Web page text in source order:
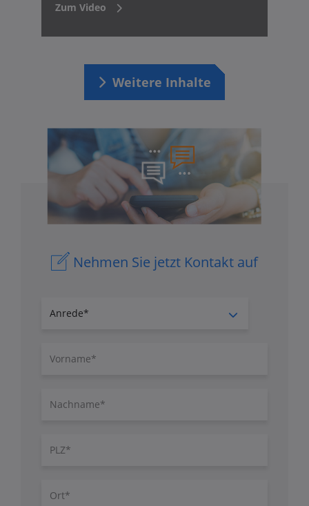
Zum Video
Weitere Inhalte
Nehmen Sie jetzt Kontakt auf
Anrede
Vorname
Nachname
PLZ
Ort